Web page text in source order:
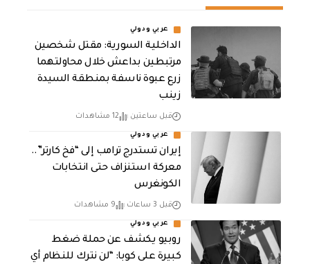
عربي ودولي
الداخلية السورية: مقتل شخصين
مرتبطين بداعش خلال محاولتهما
زرع عبوة ناسفة بمنطقة السيدة
زينب
قبل ساعتين 12 مشاهدات
عربي ودولي
إيران تستدرج ترامب إلى “فخ كارتر”..
معركة استنزاف حتى انتخابات
الكونغرس
قبل 3 ساعات 9 مشاهدات
عربي ودولي
روبيو يكشف عن حملة ضغط
كبيرة على كوبا: “لن نترك للنظام أي